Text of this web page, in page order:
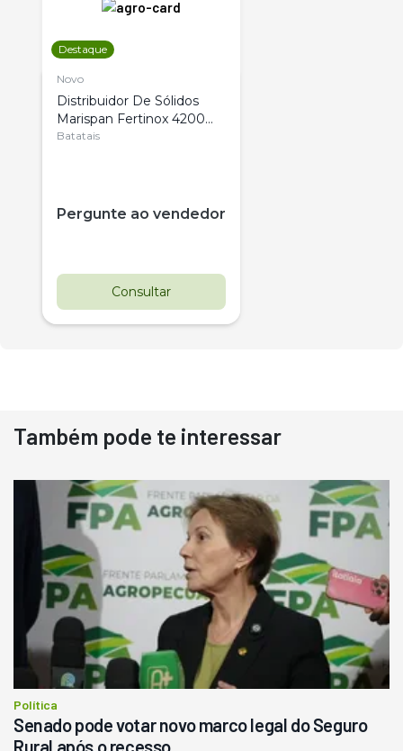
Destaque
Novo
Distribuidor De Sólidos
Marispan Fertinox 4200
Citrus
Batatais
Pergunte ao vendedor
Consultar
Destaque
Usado
Pá Carregadeira Cat 966
Ano 1987
Londrina
R$ 145.000
Consultar
Também pode te interessar
Política
Senado pode votar novo marco legal do Seguro
Rural após o recesso